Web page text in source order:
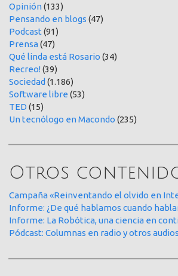
Opinión(133)
Pensando en blogs (47)
Podcast (91)
Prensa(47)
Qué linda está Rosario (34)
Recreo!(39)
Sociedad (1.186)
Software libre (53)
TED (15)
Un tecnólogo en Macondo (235)
Otros
Campaña «Reinventando el olvido en
Informe: ¿De qué hablamos cuando
Informe: La Robótica, una ciencia en
Pódcast: Columnas en radio y otros audios